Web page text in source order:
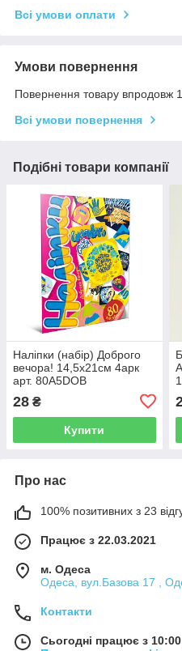
Всі умови оплати
Умови повернення
Повернення товару впродовж
Всі умови повернення
Подібні товари компанії
Наліпки (набір) Доброго
вечора! 14,5х21см 4арк
арт. 80A5DOB
28 ₴
Купити
Про нас
100% позитивних з 23
Працює з 22.03.2021
м. Одеса
Одеса, вул.Базова 17 ,
Контакти
Сьогодні працює з